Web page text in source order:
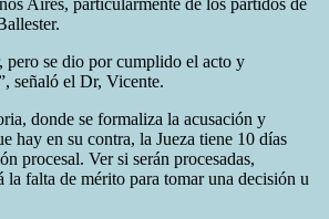
Aires, particularmente de los partidos de
pero se dio por cumplido el acto y
señaló el Dr, Vicente.
donde se formaliza la acusación y
hay en su contra, la Jueza tiene 10 días
procesal. Ver si serán procesadas,
la falta de mérito para tomar una decisión u